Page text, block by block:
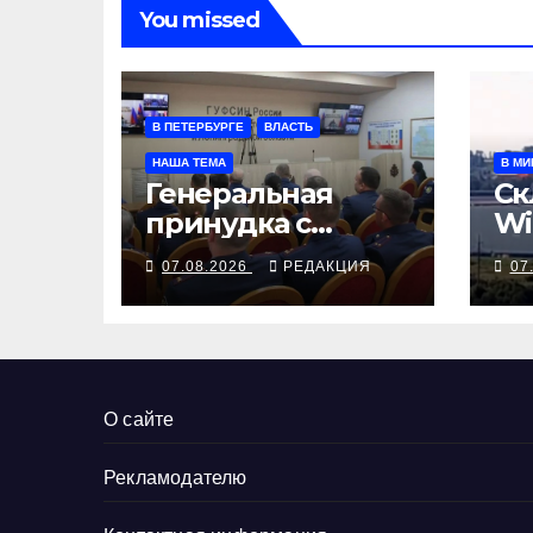
You missed
В ПЕТЕРБУРГЕ ВЛАСТЬ
НАША ТЕМА
Генеральная
принудка с
изоляцией
07.08.2026 РЕДАКЦИЯ
В
на
О сайте
Рекламодателю